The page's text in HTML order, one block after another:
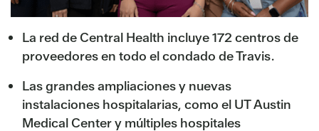
La red de Central Health incluye 172 centros de
proveedores en todo el condado de Travis.
Las grandes ampliaciones y nuevas
instalaciones hospitalarias, como el UT Austin
Medical Center y múltiples hospitales